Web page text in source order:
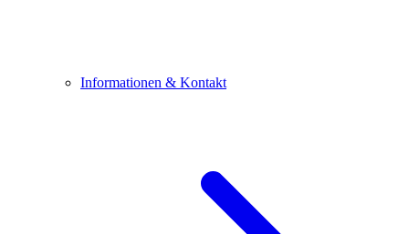
Informationen & Kontakt